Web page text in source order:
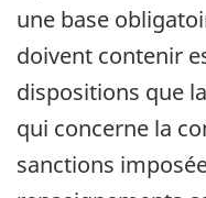
une base
doivent contenir
dispositions que la
qui concerne la
sanctions